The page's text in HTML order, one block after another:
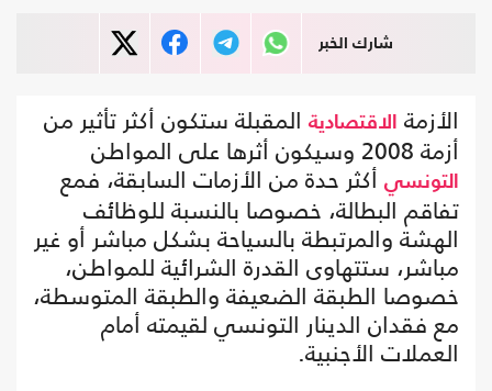
شارك الخبر
الأزمة الاقتصادية المقبلة ستكون أكثر تأثير من
أزمة 2008 وسيكون أثرها على المواطن
التونسي أكثر حدة من الأزمات السابقة، فمع
تفاقم البطالة، خصوصا بالنسبة للوظائف
الهشة والمرتبطة بالسياحة بشكل مباشر أو غير
مباشر، ستتهاوى القدرة الشرائية للمواطن،
خصوصا الطبقة الضعيفة والطبقة المتوسطة،
مع فقدان الدينار التونسي لقيمته أمام
العملات الأجنبية.